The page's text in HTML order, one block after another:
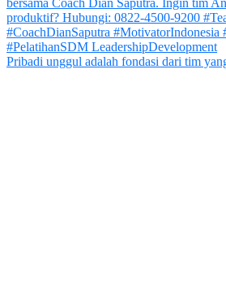
Pribadi unggul adalah fondasi dari tim